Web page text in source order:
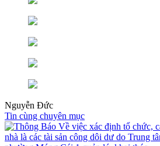
Nguyễn Đức
Tin cùng chuyên mục